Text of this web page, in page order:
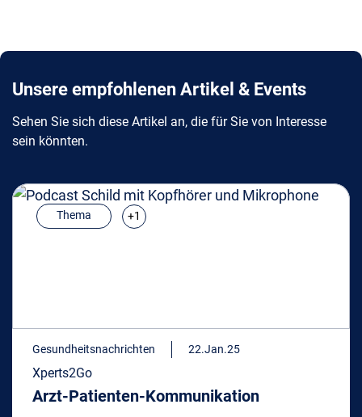
Unsere empfohlenen Artikel & Events
Sehen Sie sich diese Artikel an, die für Sie von Interesse
sein könnten.
Thema +1
Gesundheitsnachrichten 22.Jan.25
Xperts2Go
Arzt-Patienten-Kommunikation